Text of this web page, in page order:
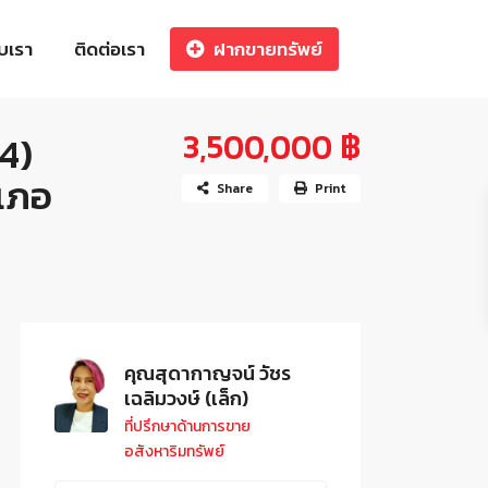
รา ติดต่อเรา ฝากขายทรัพย์
อ
3,500,000 ฿
Share Print
คุณสุดากาญจน์ วัชร
เฉลิมวงษ์ (เล็ก)
ที่ปรึกษาด้านการขาย
อสังหาริมทรัพย์